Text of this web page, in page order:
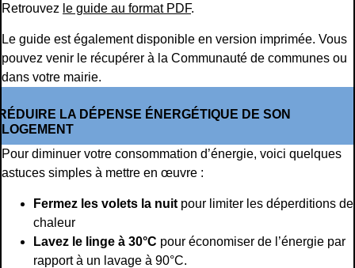
Retrouvez le guide au format PDF.
Le guide est également disponible en version imprimée. Vous
pouvez venir le récupérer à la Communauté de communes ou
dans votre mairie.
LA DÉPENSE ÉNERGÉTIQUE DE SON
LOGEMENT
Pour diminuer votre consommation d’énergie, voici quelques
astuces simples à mettre en œuvre :
Fermez les volets la nuit pour limiter les déperditions de
chaleur
Lavez le linge à 30°C pour économiser de l’énergie par
rapport à un lavage à 90°C.